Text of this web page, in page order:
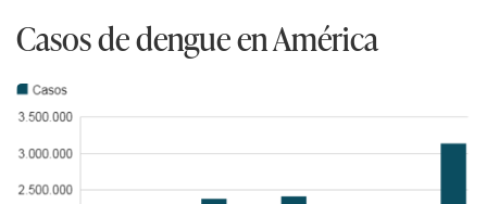
Casos de dengue en América